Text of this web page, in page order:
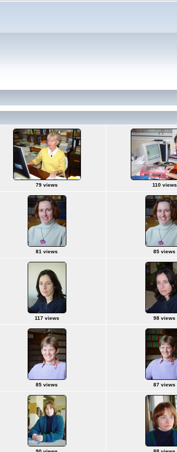
79 views 110 views
81 views 85 views
117 views 98 views
85 views 87 views